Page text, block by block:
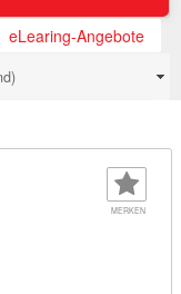
eLearing-Angebote
MERKEN